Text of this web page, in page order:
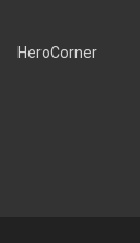
HeroCorner